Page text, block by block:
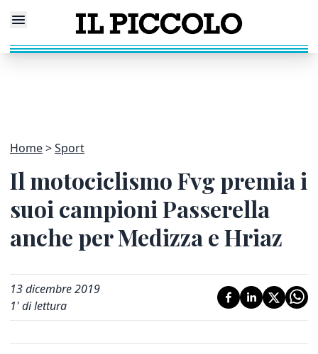
Home Sport
Il motociclismo Fvg premia i
suoi campioni Passerella
anche per Medizza e Hriaz
13 dicembre 2019
1' di lettura